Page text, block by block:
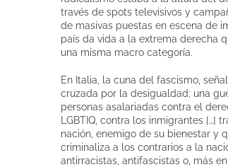
través de spots televisivos y
de masivas puestas en escena de
país da vida a la extrema derecha
una misma macro categoría.
En Italia, la cuna del fascismo,
cruzada por la desigualdad; una
personas asalariadas contra el
LGBTIQ, contra los inmigrantes […]
nación, enemigo de su bienestar y
criminaliza a los contrarios a la
antirracistas, antifascistas o, más